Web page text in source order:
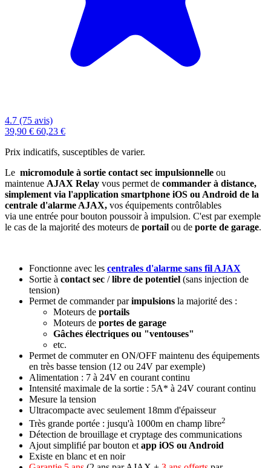
4.7 (75 avis)
39,90 € 60,23 €
Prix indicatifs, susceptibles de varier.
Le micromodule à sortie contact sec impulsionnelle ou
maintenue AJAX Relay vous permet de commander à distance,
simplement via l'application smartphone iOS ou Android de la
centrale d'alarme AJAX, vos équipements contrôlables
via une entrée pour bouton poussoir à impulsion. C'est par exemple
le cas de la majorité des moteurs de portail ou de porte de garage.
Fonctionne avec les centrales d'alarme sans fil AJAX
Sortie à contact sec /libre de potentiel (sans injection de
tension)
Permet de commander parimpulsions la majorité des :
Moteurs de portails
Moteurs de portes de garage
Gâches électriques ou "ventouses"
etc.
Permet de commuter en ON/OFF maintenu des équipements
en très basse tension (12 ou 24V par exemple)
Alimentation : 7 à 24V en courant continu
Intensité maximale de la sortie : 5A* à 24V courant continu
Mesure la tension
Ultracompacte avec seulement 18mm d'épaisseur
Très grande portée : jusqu'à 1000m en champ libre2
Détection de brouillage et cryptage des communications
Ajout simplifié par bouton et app iOS ou Android
Existe en blanc et en noir